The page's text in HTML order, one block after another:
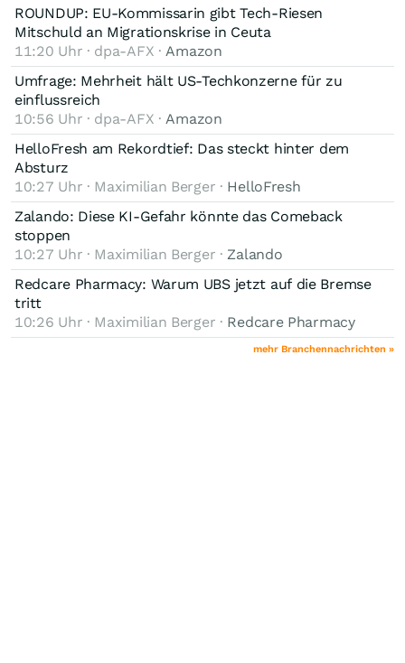
ROUNDUP: EU-Kommissarin gibt Tech-Riesen
Mitschuld an Migrationskrise in Ceuta
11:20 Uhr · dpa-AFX · Amazon
Umfrage: Mehrheit hält US-Techkonzerne für zu
einflussreich
10:56 Uhr · dpa-AFX · Amazon
HelloFresh am Rekordtief: Das steckt hinter dem
Absturz
10:27 Uhr · Maximilian Berger · HelloFresh
Zalando: Diese KI-Gefahr könnte das Comeback
stoppen
10:27 Uhr · Maximilian Berger · Zalando
Redcare Pharmacy: Warum UBS jetzt auf die Bremse
tritt
10:26 Uhr · Maximilian Berger · Redcare Pharmacy
mehr Branchennachrichten »